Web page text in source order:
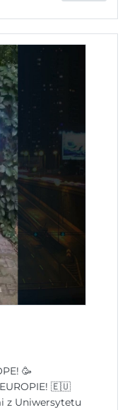
🥳
EUROPIE! 🇪🇺
z Uniwersytetu